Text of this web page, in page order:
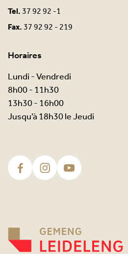
Tel.37 92 92 -1
Fax.37 92 92 - 219
Horaires
Lundi - Vendredi
8h00 - 11h30
13h30 - 16h00
Jusqu’à 18h30 le Jeudi